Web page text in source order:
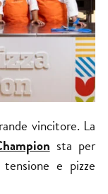
vincitore. La
sta per
e pizze